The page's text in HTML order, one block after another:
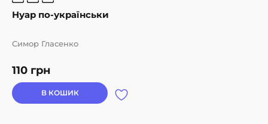
Нуар по-українськи
110 грн
Симор Гласенко
В КОШИК